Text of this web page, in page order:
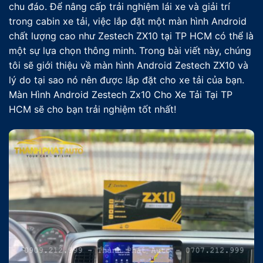
chu đáo. Để nâng cấp trải nghiệm lái xe và giải trí
trong cabin xe tải, việc lắp đặt một màn hình Android
chất lượng cao như Zestech ZX10 tại TP HCM có thể là
một sự lựa chọn thông minh. Trong bài viết này, chúng
tôi sẽ giới thiệu về màn hình Android Zestech ZX10 và
lý do tại sao nó nên được lắp đặt cho xe tải của bạn.
Màn Hình Android Zestech Zx10 Cho Xe Tải Tại TP
HCM sẽ cho bạn trải nghiệm tốt nhất!